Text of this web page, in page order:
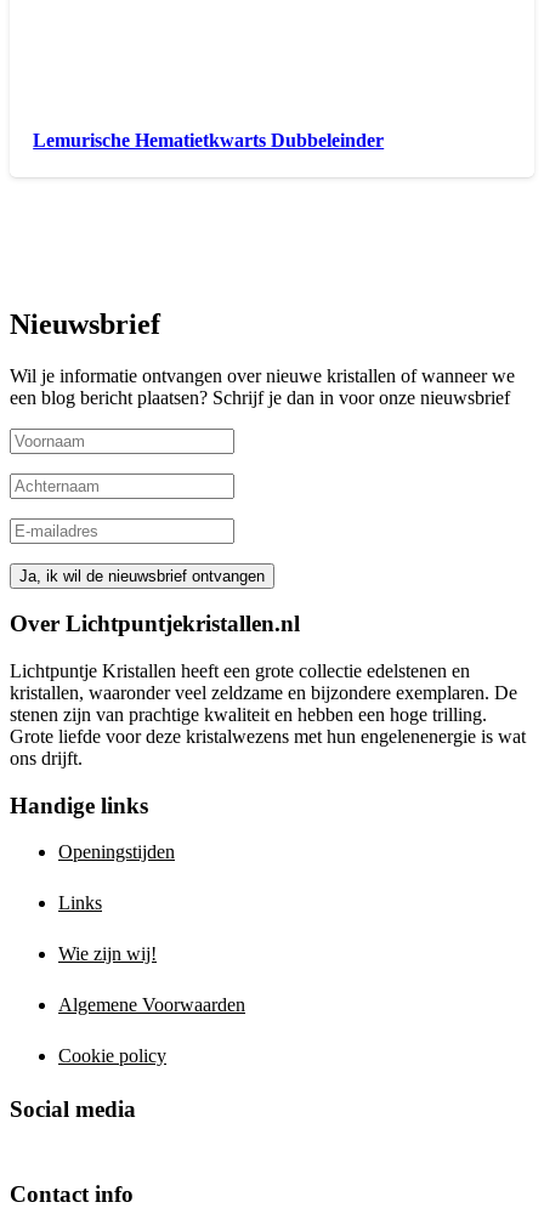
Lemurische Hematietkwarts Dubbeleinder
Nieuwsbrief
Wil je informatie ontvangen over nieuwe kristallen of wanneer we
een blog bericht plaatsen? Schrijf je dan in voor onze nieuwsbrief
Over Lichtpuntjekristallen.nl
Lichtpuntje Kristallen heeft een grote collectie edelstenen en
kristallen, waaronder veel zeldzame en bijzondere exemplaren. De
stenen zijn van prachtige kwaliteit en hebben een hoge trilling.
Grote liefde voor deze kristalwezens met hun engelenenergie is wat
ons drijft.
Handige links
Openingstijden
Links
Wie zijn wij!
Algemene Voorwaarden
Cookie policy
Social media
Contact info